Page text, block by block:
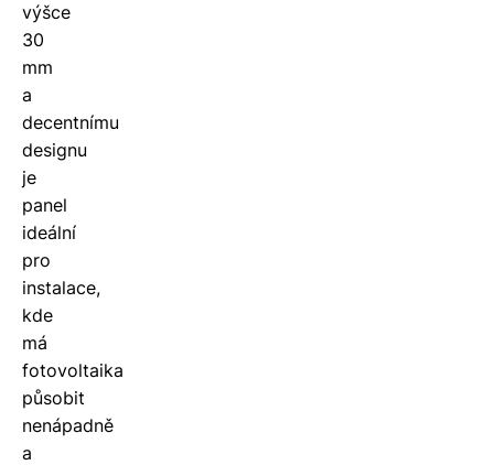
výšce
30
mm
a
decentnímu
designu
je
panel
ideální
pro
instalace,
kde
má
fotovoltaika
působit
nenápadně
a